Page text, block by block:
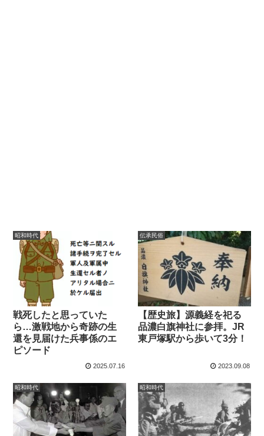
昭和時代
戦死したと思っていた
ら…激戦地から奇跡の生
還を見届けた兵事係のエ
ピソード
2025.07.16
伝承民俗
【歴史旅】源義経を祀る
品濃白旗神社に参拝。JR
東戸塚駅から歩いて3分！
2023.09.08
昭和時代 昭和時代